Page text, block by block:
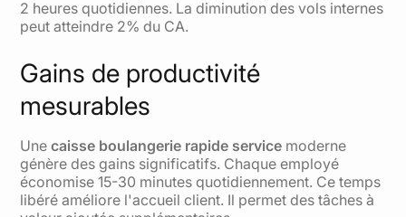
2 heures quotidiennes. La diminution des vols internes
peut atteindre 2% du CA.
Gains de productivité
mesurables
Unecaisse boulangerie rapide service moderne
génère des gains significatifs. Chaque employé
économise 15-30 minutes quotidiennement. Ce temps
libéré améliore l'accueil client. Il permet des tâches à